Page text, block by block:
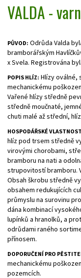
VALDA -
PŮVOD: Odrůda Valda
bramborářským
x Svela. Registrována
POPIS HLÍZ: Hlízy oválné,
mechanickému
Vařené hlízy středně
středně moučnaté,
chuti malé až střední,
HOSPODÁŘSKÉ
hlíz pod trsem středně
virovými chorobami,
bramboru na nati a
strupovitostí bramboru.
Obsah škrobu středně
obsahem redukujících
průmyslu na surovinu
dána kombinací
lupínků a hranolků, a
odrůdami raného
přínosem.
DOPORUČENÍ PRO
mechanickému
pozemcích.